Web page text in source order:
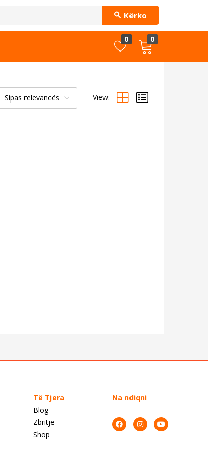
Kërko
0 0
Sipas relevancës View:
Të Tjera
Blog
Zbritje
Shop
Na ndiqni